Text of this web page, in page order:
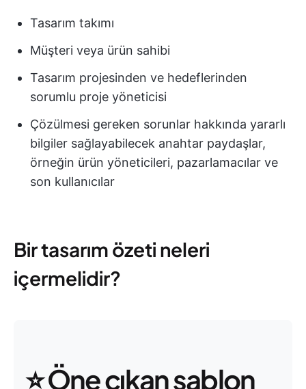
Tasarım takımı
Müşteri veya ürün sahibi
Tasarım projesinden ve hedeflerinden
sorumlu proje yöneticisi
Çözülmesi gereken sorunlar hakkında yararlı
bilgiler sağlayabilecek anahtar paydaşlar,
örneğin ürün yöneticileri, pazarlamacılar ve
son kullanıcılar
Bir tasarım özeti neleri
içermelidir?
⭐ Öne çıkan şablon